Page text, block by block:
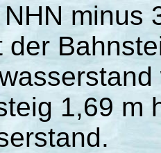
minus
der
1,69 m